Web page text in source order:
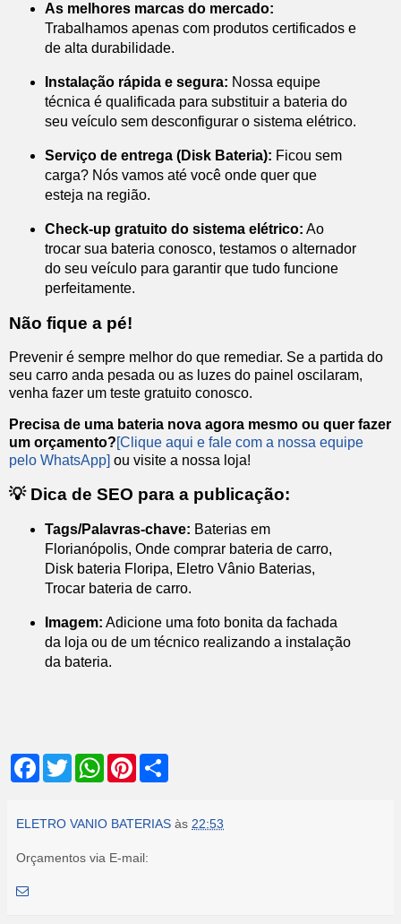
As melhores marcas do mercado:
Trabalhamos apenas com produtos certificados e
de alta durabilidade.
Instalação rápida e segura: Nossa equipe
técnica é qualificada para substituir a bateria do
seu veículo sem desconfigurar o sistema elétrico.
Serviço de entrega (Disk Bateria): Ficou sem
carga? Nós vamos até você onde quer que
esteja na região.
Check-up gratuito do sistema elétrico: Ao
trocar sua bateria conosco, testamos o alternador
do seu veículo para garantir que tudo funcione
perfeitamente.
Não fique a pé!
Prevenir é sempre melhor do que remediar. Se a partida do
seu carro anda pesada ou as luzes do painel oscilaram,
venha fazer um teste gratuito conosco.
Precisa de uma bateria nova agora mesmo ou quer fazer
um orçamento?[Clique aqui e fale com a nossa equipe
pelo WhatsApp] ou visite a nossa loja!
💡 Dica de SEO para a publicação:
Tags/Palavras-chave: Baterias em
Florianópolis, Onde comprar bateria de carro,
Disk bateria Floripa, Eletro Vânio Baterias,
Trocar bateria de carro.
Imagem: Adicione uma foto bonita da fachada
da loja ou de um técnico realizando a instalação
da bateria.
F
b
o
k
T
w
t
e
W
s
A
p
P
e
r
s
e
ELETRO VANIO BATERIAS às 22:53
Orçamentos via E-mail: